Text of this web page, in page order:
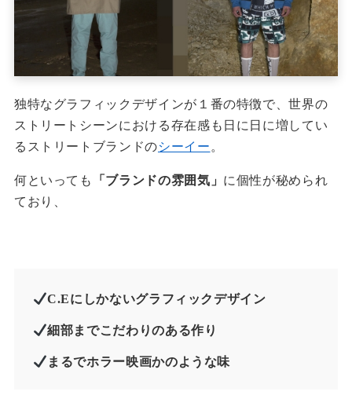
独特なグラフィックデザインが１番の特徴で、世界の
ストリートシーンにおける存在感も日に日に増してい
るストリートブランドのシーイー 。
何といっても 「ブランドの雰囲気」 に個性が秘められ
ており、
C.Eにしかないグラフィックデザイン
細部までこだわりのある作り
まるでホラー映画かのような味